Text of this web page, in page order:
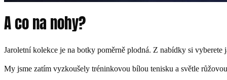
A co na nohy?
Jaroletní kolekce je na botky poměrně plodná. Z nabídky si
My jsme zatím vyzkoušely tréninkovou bílou tenisku a světle